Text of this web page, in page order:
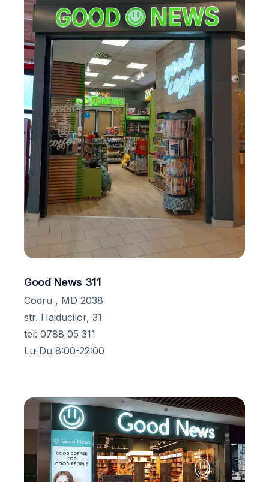
Good News 311
Codru , MD 2038
str. Haiducilor, 31
tel: 0788 05 311
Lu-Du 8:00-22:00